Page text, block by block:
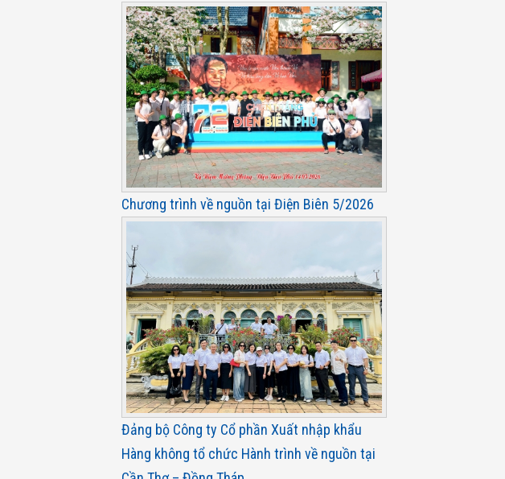
Chương trình về nguồn tại Điện Biên 5/2026
Đảng bộ Công ty Cổ phần Xuất nhập khẩu
Hàng không tổ chức Hành trình về nguồn tại